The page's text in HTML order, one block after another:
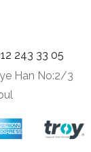
243 33 05
Han No:2/3